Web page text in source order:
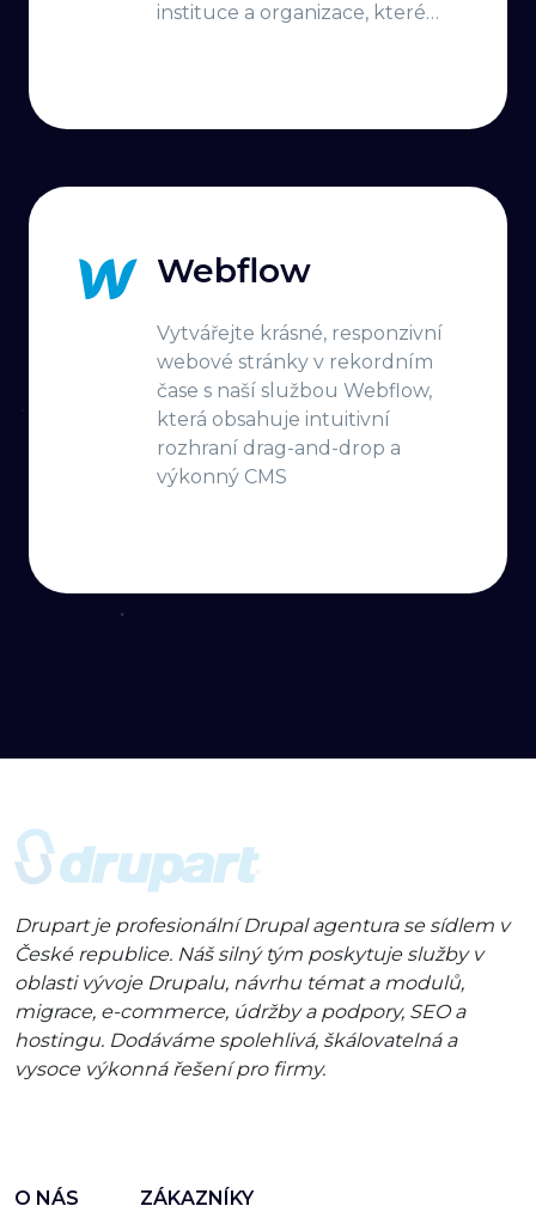
instituce a organizace, které
Webflow
Vytvářejte krásné, responzivní
webové stránky v rekordním
čase s naší službou Webflow,
která obsahuje intuitivní
rozhraní drag-and-drop a
výkonný CMS
Drupart je profesionální Drupal agentura se sídlem v
České republice. Náš silný tým poskytuje služby v
oblasti vývoje Drupalu, návrhu témat a modulů,
migrace, e-commerce, údržby a podpory, SEO a
hostingu. Dodáváme spolehlivá, škálovatelná a
vysoce výkonná řešení pro firmy.
O NÁS ZÁKAZNÍKY